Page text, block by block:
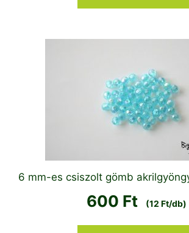
6 mm-es csiszolt gömb
600 Ft (12 Ft/db)